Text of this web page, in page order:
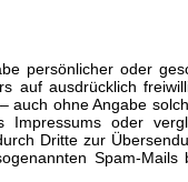
persönlicher oder
auf ausdrücklich
ohne Angabe
oder
Dritte zur
Spam-